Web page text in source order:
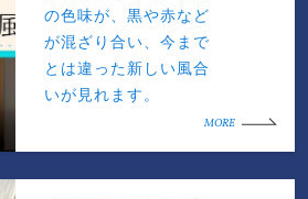
の色味が、黒や赤など
が混ざり合い、今まで
とは違った新しい風合
いが見れます。
MORE